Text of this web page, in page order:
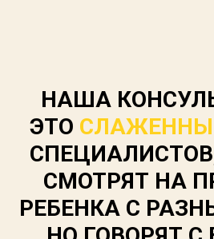
НАША
ЭТО
СМОТРЯТ НА
РЕБЕНКА С